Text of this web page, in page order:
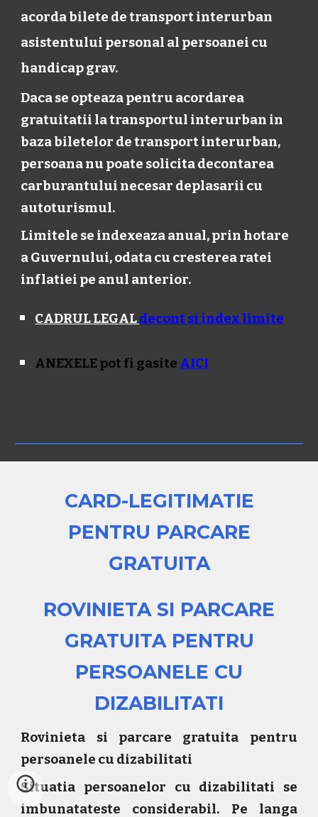
acorda bilete de transport interurban
asistentului personal al persoanei cu
handicap grav.
Daca se opteaza pentru acordarea
gratuitatii la transportul interurban in
baza biletelor de transport interurban,
persoana nu poate solicita decontarea
carburantului necesar deplasarii cu
autoturismul.
Limitele se indexeaza anual, prin hotare
a Guvernului, odata cu cresterea ratei
inflatiei pe anul anterior.
CADRUL LEGALdecont si index limite
ANEXELE pot fi gasite AICI
CARD-LEGITIMATIE
PENTRU PARCARE
GRATUITA
ROVINIETA SI PARCARE
GRATUITA PENTRU
PERSOANELE CU
DIZABILITATI
Rovinieta si parcare gratuita pentru
persoanele cu dizabilitati
Situatia persoanelor cu dizabilitati se
imbunatateste considerabil. Pe langa